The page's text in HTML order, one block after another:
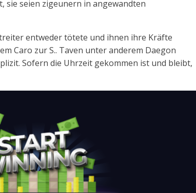
sie seien zigeunern in angewandten
entweder tötete und ihnen ihre Kräfte
Caro zur S.. Taven unter anderem Daegon
Sofern die Uhrzeit gekommen ist und bleibt,